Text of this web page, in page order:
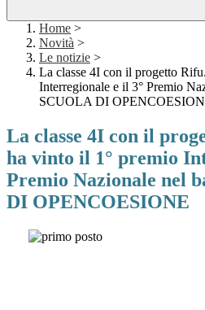
Home >
Novità >
Le notizie >
La classe 4I con il progetto
Interregionale e il 3° Premio
SCUOLA DI
La classe 4I con il
ha vinto il 1° premio
Premio Nazionale nel
DI OPENCOESIONE